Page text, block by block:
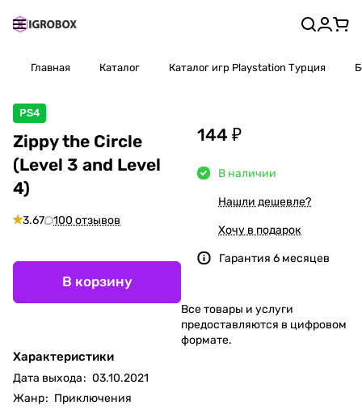
Главная Каталог Каталог игр Playstation Турция
PS4
Zippy the Circle
(Level 3 and Level
4)
3.67 100 отзывов
В корзину
Характеристики
Дата выхода: 03.10.2021
Жанр: Приключения
144 ₽
В наличии
Нашли дешевле?
Хочу в подарок
Гарантия 6 месяцев
Все товары и услуги
предоставляются в цифровом
формате.